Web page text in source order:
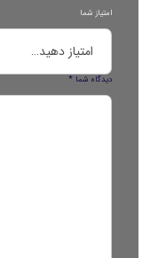
امتیاز شما
دیدگاه شما*